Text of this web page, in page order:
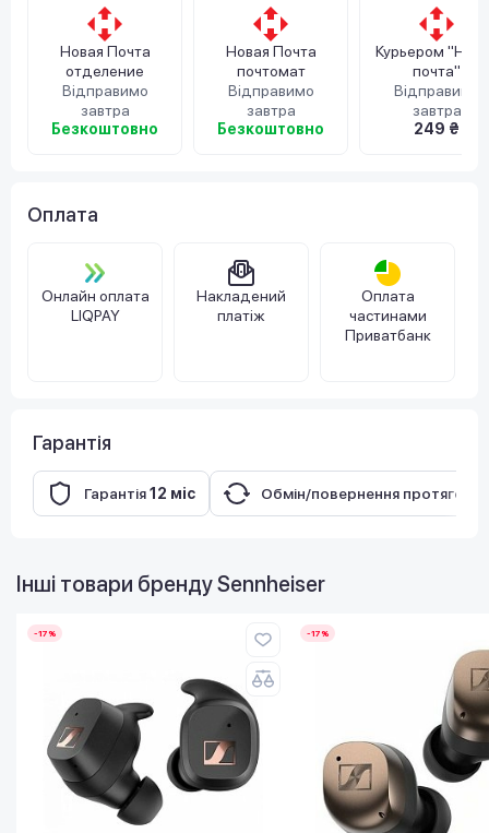
Новая Почта
отделение
Відправимо
завтра
Безкоштовно
Новая Почта
почтомат
Відправимо
завтра
Безкоштовно
Курьером
почта"
Відправимо
завтра
249 ₴
Оплата
Онлайн оплата
LIQPAY
Накладений
платіж
Оплата
частинами
Приватбанк
Гарантія
Гарантія12 міс Обмін/повернення протягом
Інші товари брендуSennheiser
-17% -17%